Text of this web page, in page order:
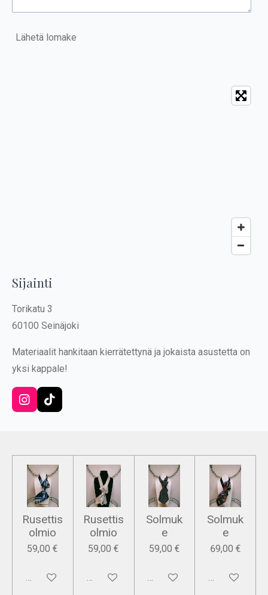
Lähetä lomake
Sijainti
Torikatu 3
60100 Seinäjoki
Materiaalit hankitaan kierrätettynä ja jokaista asustetta on
yksi kappale!
I
n
m
T
i
Rusettis
olmio
59,00 €
Lisää ostoskoriin
Rusettis
olmio
59,00 €
Lisää ostoskoriin
Solmuk
e
59,00 €
Lisää ostoskoriin
Solmuk
e
69,00 €
Lisää